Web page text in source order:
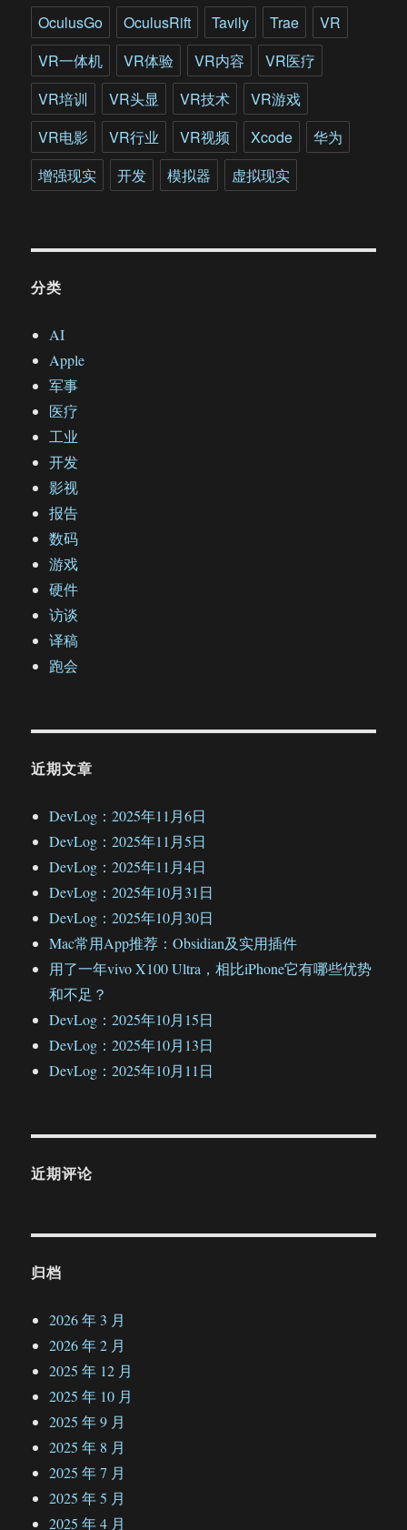
OculusGo
OculusRift Tavily Trae
VR
VR一体机
VR体验 VR内容
VR医疗
VR培训
VR头显 VR技术
VR游戏
VR电影
VR行业 VR视频 Xcode
华为
增强现实
开发 模拟器 虚拟现实
分类
AI
Apple
军事
医疗
工业
开发
影视
报告
数码
游戏
硬件
访谈
译稿
跑会
近期文章
DevLog：2025年11月6日
DevLog：2025年11月5日
DevLog：2025年11月4日
DevLog：2025年10月31日
DevLog：2025年10月30日
Mac常用App推荐：Obsidian及实用插件
用了一年vivo X100 Ultra，相比iPhone它有哪些优势
和不足？
DevLog：2025年10月15日
DevLog：2025年10月13日
DevLog：2025年10月11日
近期评论
归档
2026 年 3 月
2026 年 2 月
2025 年 12 月
2025 年 10 月
2025 年 9 月
2025 年 8 月
2025 年 7 月
2025 年 5 月
2025 年 4 月